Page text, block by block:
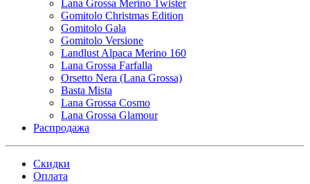
Lana Grossa Merino Twister
Gomitolo Christmas Edition
Gomitolo Gala
Gomitolo Versione
Landlust Alpaca Merino 160
Lana Grossa Farfalla
Orsetto Nera (Lana Grossa)
Basta Mista
Lana Grossa Cosmo
Lana Grossa Glamour
Распродажа
Скидки
Оплата